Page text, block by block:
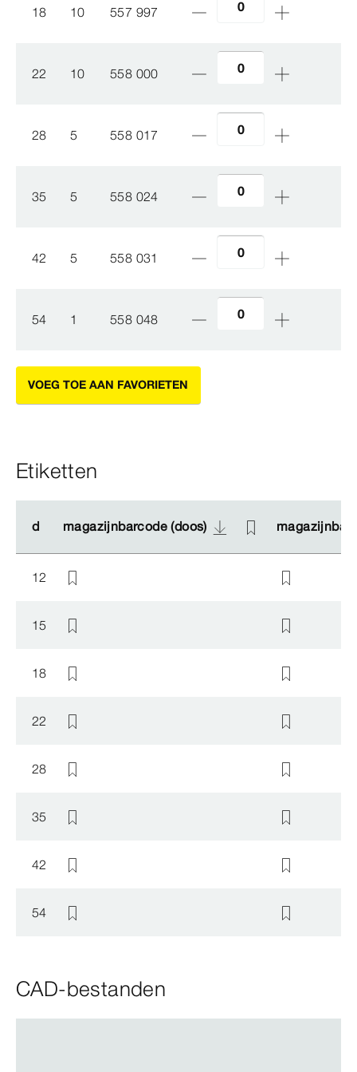
18 10 557 997
22 10 558 000
28 5 558 017
35 5 558 024
42 5 558 031
54 1 558 048
VOEG TOE AAN FAVORIETEN
Etiketten
d magazijnbarcode (doos)
d magazijnbarcode (doos)
12
15
18
22
28
35
42
54
CAD-bestanden